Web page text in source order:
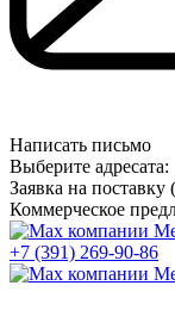
Написать письмо
Выберите адресата:
Заявка на поставку
Коммерческое
+7 (391) 269-90-86